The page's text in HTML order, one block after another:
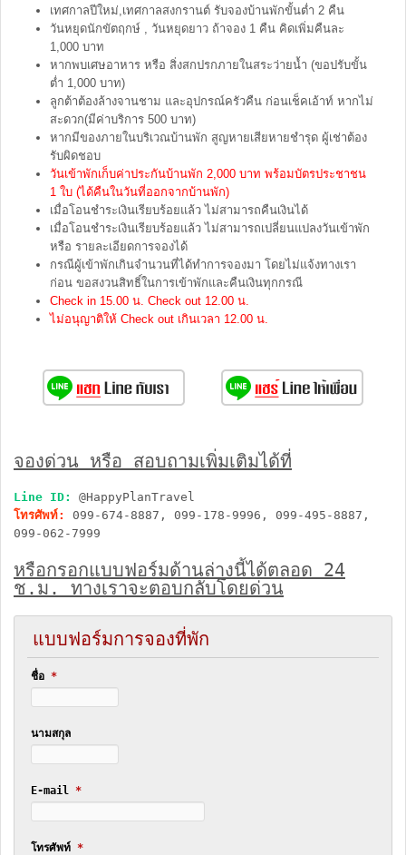
เทศกาลปีใหม่,เทศกาลสงกรานต์ รับจองบ้านพักขั้นต่ำ 2 คืน
วันหยุดนักขัตฤกษ์ , วันหยุดยาว ถ้าจอง 1 คืน คิดเพิ่มคืนละ
1,000 บาท
หากพบเศษอาหาร หรือ สิ่งสกปรกภายในสระว่ายน้ำ (ขอปรับขั้น
ต่ำ 1,000 บาท)
ลูกต้าต้องล้างจานชาม และอุปกรณ์ครัวคืน ก่อนเช็คเอ้าท์ หากไม่
สะดวก(มีค่าบริการ 500 บาท)
หากมีของภายในบริเวณบ้านพัก สูญหายเสียหายชำรุด ผู้เช่าต้อง
รับผิดชอบ
วันเข้าพักเก็บค่าประกันบ้านพัก 2,000 บาท พร้อมบัตรประชาชน
1 ใบ (ได้คืนในวันที่ออกจากบ้านพัก)
เมื่อโอนชำระเงินเรียบร้อยแล้ว ไม่สามารถคืนเงินได้
เมื่อโอนชำระเงินเรียบร้อยแล้ว ไม่สามารถเปลี่ยนแปลงวันเข้าพัก
หรือ รายละเอียดการจองได้
กรณีผู้เข้าพักเกินจำนวนที่ได้ทำการจองมา โดยไม่แจ้งทางเรา
ก่อน ขอสงวนสิทธิ์ในการเข้าพักและคืนเงินทุกกรณี
Check in 15.00 น. Check out 12.00 น.
ไม่อนุญาติให้ Check out เกินเวลา 12.00 น.
จองด่วน หรือ สอบถามเพิ่มเติมได้ที่
Line ID:
@HappyPlanTravel
โทรศัพท์:
099-674-8887, 099-178-9996, 099-495-8887,
099-062-7999
หรือกรอกแบบฟอร์มด้านล่างนี้ได้ตลอด 24
ช.ม. ทางเราจะตอบกลับโดยด่วน
แบบฟอร์มการจองที่พัก
ชื่อ *
นามสกุล
E-mail *
โทรศัพท์ *